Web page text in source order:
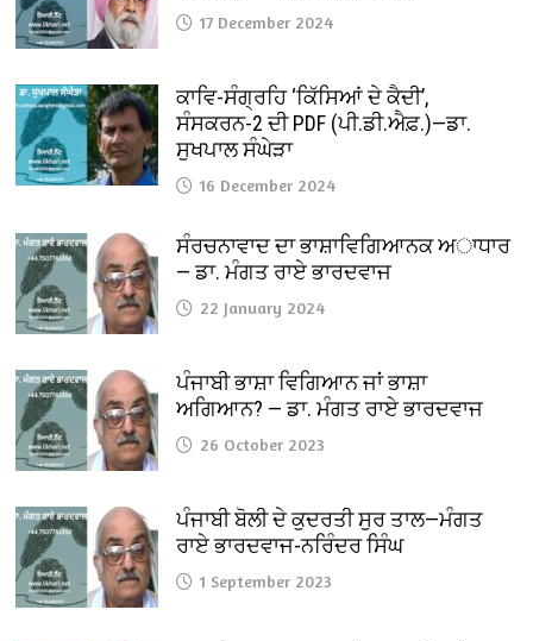
17 December 2024
ਕਾਵਿ-ਸੰਗ੍ਰਹਿ ‘ਕਿੱਸਿਆਂ ਦੇ ਕੈਦੀ’,
ਸੰਸਕਰਨ-2 ਦੀ PDF (ਪੀ.ਡੀ.ਐਫ਼.)—ਡਾ.
ਸੁਖਪਾਲ ਸੰਘੇੜਾ
16 December 2024
ਸੰਰਚਨਾਵਾਦ ਦਾ ਭਾਸ਼ਾਵਿਗਿਆਨਕ ਅਾਧਾਰ
— ਡਾ. ਮੰਗਤ ਰਾਏ ਭਾਰਦਵਾਜ
22 January 2024
ਪੰਜਾਬੀ ਭਾਸ਼ਾ ਵਿਗਿਆਨ ਜਾਂ ਭਾਸ਼ਾ
ਅਗਿਆਨ? — ਡਾ. ਮੰਗਤ ਰਾਏ ਭਾਰਦਵਾਜ
26 October 2023
ਪੰਜਾਬੀ ਬੋਲੀ ਦੇ ਕੁਦਰਤੀ ਸੁਰ ਤਾਲ—ਮੰਗਤ
ਰਾਏ ਭਾਰਦਵਾਜ-ਨਰਿੰਦਰ ਸਿੰਘ
1 September 2023